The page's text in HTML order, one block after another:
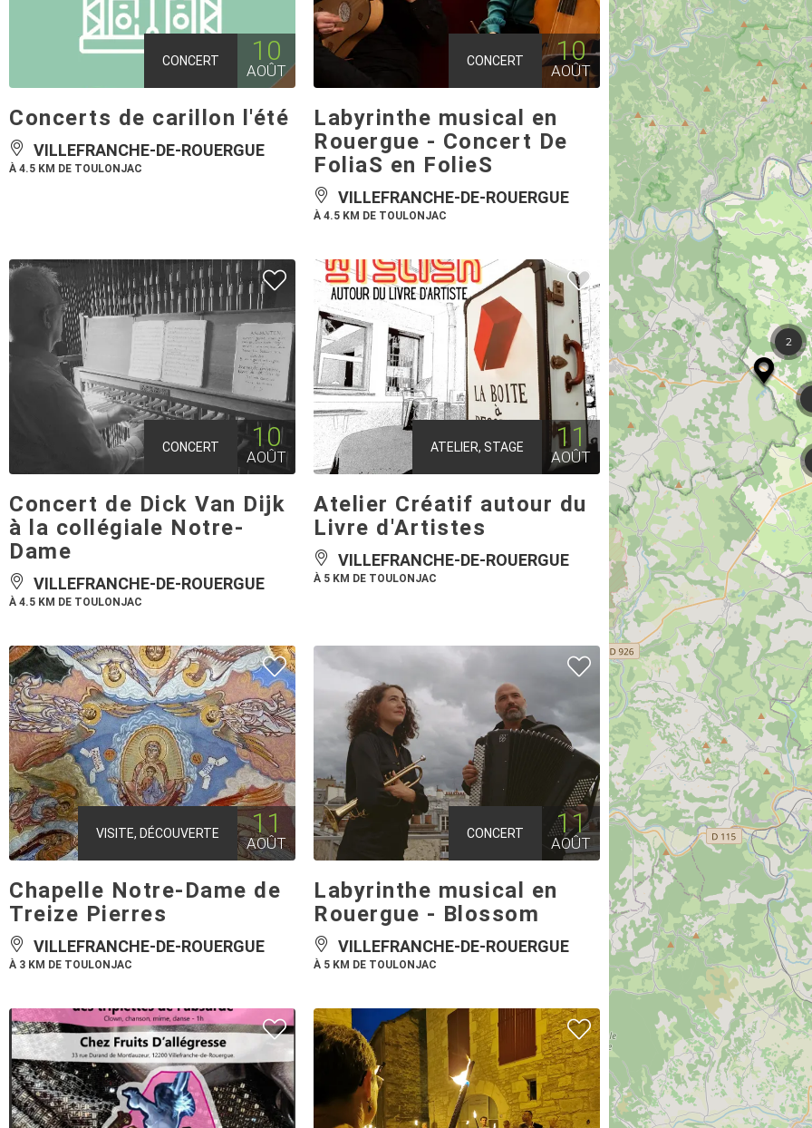
CONCERT
AOÛT
Concerts de carillon l'été
VILLEFRANCHE-DE-ROUERGUE
À 4.5 KM DE TOULONJAC
CONCERT 10
AOÛT
Labyrinthe musical en
Rouergue - Concert De
FoliaS en FolieS
VILLEFRANCHE-DE-ROUERGUE
À 4.5 KM DE TOULONJAC
CONCERT 10
AOÛT
Concert de Dick Van Dijk
à la collégiale Notre-
Dame
VILLEFRANCHE-DE-ROUERGUE
À 4.5 KM DE TOULONJAC
ATELIER, STAGE 11
AOÛT
Atelier Créatif autour du
Livre d'Artistes
VILLEFRANCHE-DE-ROUERGUE
À 5 KM DE TOULONJAC
VISITE, DÉCOUVERTE 11
AOÛT
Chapelle Notre-Dame de
Treize Pierres
VILLEFRANCHE-DE-ROUERGUE
À 3 KM DE TOULONJAC
CONCERT 11
AOÛT
Labyrinthe musical en
Rouergue - Blossom
VILLEFRANCHE-DE-ROUERGUE
À 5 KM DE TOULONJAC
2